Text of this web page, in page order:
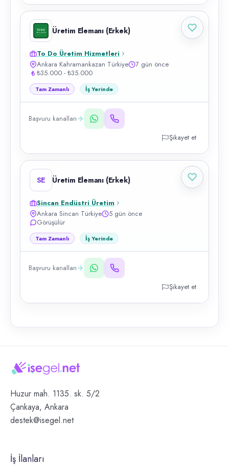
Üretim Elemanı (Erkek)
To Do Üretim Hizmetleri
Ankara Kahramankazan Türkiye
7 gün önce
₺35.000 - ₺35.000
Tam Zamanlı İş Yerinde
Başvuru kanalları
Şikayet et
SE Üretim Elemanı (Erkek)
Sincan Endüstri Üretim
Ankara Sincan Türkiye
5 gün önce
Görüşülür
Tam Zamanlı İş Yerinde
Başvuru kanalları
Şikayet et
Huzur mah. 1135. sk. 5/2
Çankaya, Ankara
destek@isegel.net
İş İlanları